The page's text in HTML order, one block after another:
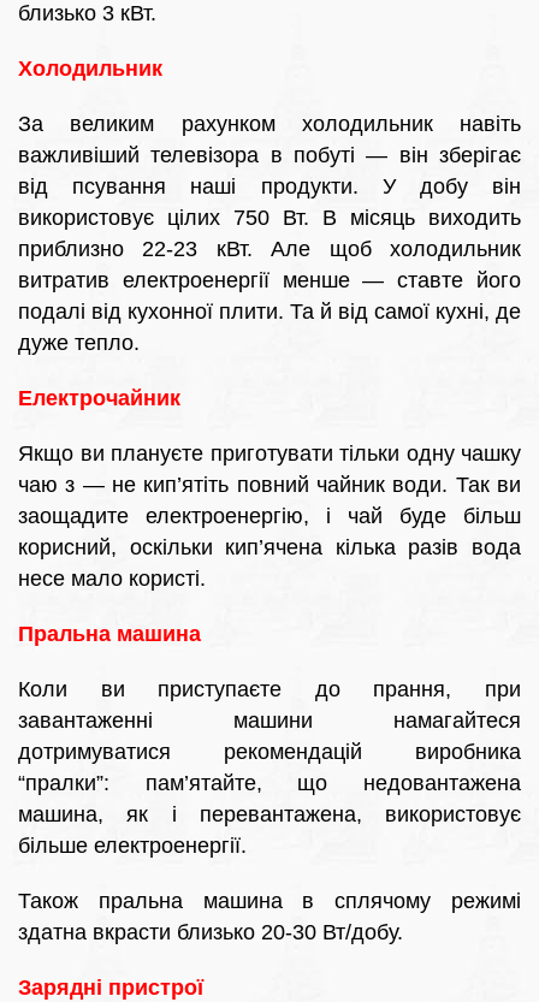
близько 3 кВт.
Холодильник
За великим рахунком холодильник навіть
важливіший телевізора в побуті — він зберігає
від псування наші продукти. У добу він
використовує цілих 750 Вт. В місяць виходить
приблизно 22-23 кВт. Але щоб холодильник
витратив електроенергії менше — ставте його
подалі від кухонної плити. Та й від самої кухні, де
дуже тепло.
Електрочайник
Якщо ви плануєте приготувати тільки одну чашку
чаю з — не кип’ятіть повний чайник води. Так ви
заощадите електроенергію, і чай буде більш
корисний, оскільки кип’ячена кілька разів вода
несе мало користі.
Пральна машина
Коли ви приступаєте до прання, при
завантаженні машини намагайтеся
дотримуватися рекомендацій виробника
“пралки”: пам’ятайте, що недовантажена
машина, як і перевантажена, використовує
більше електроенергії.
Також пральна машина в сплячому режимі
здатна вкрасти близько 20-30 Вт/добу.
Зарядні пристрої